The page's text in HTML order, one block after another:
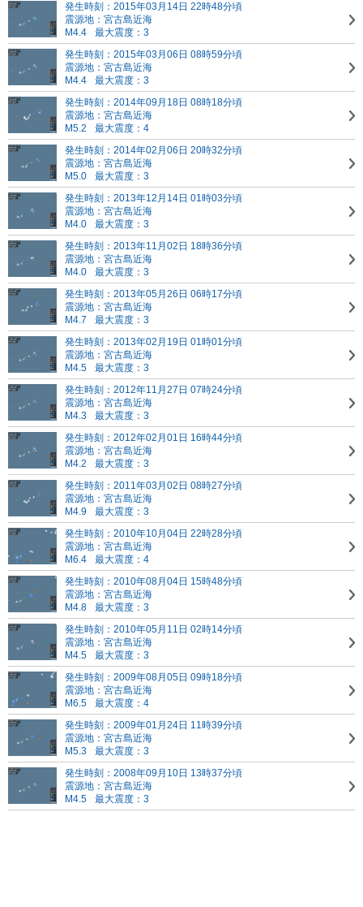
発生時刻：2015年03月14日 22時48分頃
震源地：宮古島近海
M4.4
最大震度：3
発生時刻：2015年03月06日 08時59分頃
震源地：宮古島近海
M4.4
最大震度：3
発生時刻：2014年09月18日 08時18分頃
震源地：宮古島近海
M5.2
最大震度：4
発生時刻：2014年02月06日 20時32分頃
震源地：宮古島近海
M5.0
最大震度：3
発生時刻：2013年12月14日 01時03分頃
震源地：宮古島近海
M4.0
最大震度：3
発生時刻：2013年11月02日 18時36分頃
震源地：宮古島近海
M4.0
最大震度：3
発生時刻：2013年05月26日 06時17分頃
震源地：宮古島近海
M4.7
最大震度：3
発生時刻：2013年02月19日 01時01分頃
震源地：宮古島近海
M4.5
最大震度：3
発生時刻：2012年11月27日 07時24分頃
震源地：宮古島近海
M4.3
最大震度：3
発生時刻：2012年02月01日 16時44分頃
震源地：宮古島近海
M4.2
最大震度：3
発生時刻：2011年03月02日 08時27分頃
震源地：宮古島近海
M4.9
最大震度：3
発生時刻：2010年10月04日 22時28分頃
震源地：宮古島近海
M6.4
最大震度：4
発生時刻：2010年08月04日 15時48分頃
震源地：宮古島近海
M4.8
最大震度：3
発生時刻：2010年05月11日 02時14分頃
震源地：宮古島近海
M4.5
最大震度：3
発生時刻：2009年08月05日 09時18分頃
震源地：宮古島近海
M6.5
最大震度：4
発生時刻：2009年01月24日 11時39分頃
震源地：宮古島近海
M5.3
最大震度：3
発生時刻：2008年09月10日 13時37分頃
震源地：宮古島近海
M4.5
最大震度：3